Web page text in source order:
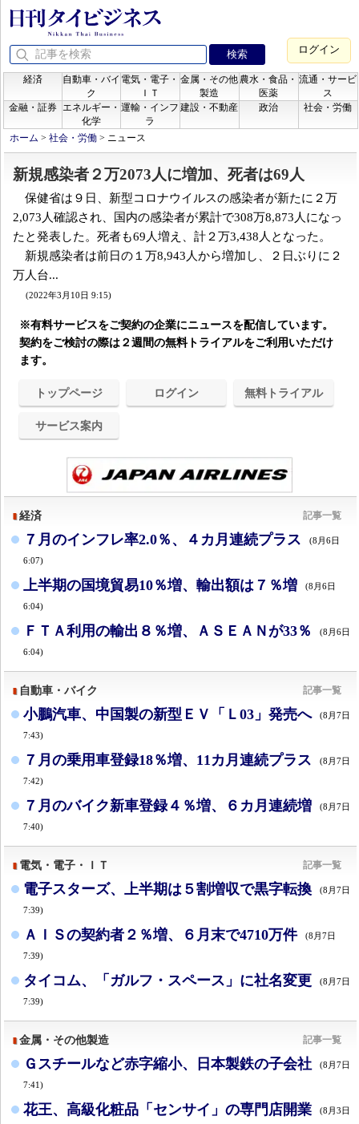
ログイン
経済
自動車・バイ
ク
電気・電子・
ＩＴ
金属・その他
製造
農水・食品・
医薬
流通・サービ
ス
金融・証券
エネルギー・
化学
運輸・インフ
ラ
建設・不動産 政治 社会・労働
ホーム > 社会・労働 > ニュース
新規感染者２万2073人に増加、死者は69人
保健省は９日、新型コロナウイルスの感染者が新たに２万
2,073人確認され、国内の感染者が累計で308万8,873人になっ
たと発表した。死者も69人増え、計２万3,438人となった。
新規感染者は前日の１万8,943人から増加し、２日ぶりに２
万人台...
(2022年3月10日 9:15)
※有料サービスをご契約の企業にニュースを配信しています。
契約をご検討の際は２週間の無料トライアルをご利用いただけ
ます。
トップページ ログイン 無料トライアル
サービス案内
経済 記事一覧
７月のインフレ率2.0％、４カ月連続プラス (8月6日
6:07)
上半期の国境貿易10％増、輸出額は７％増 (8月6日
6:04)
ＦＴＡ利用の輸出８％増、ＡＳＥＡＮが33％ (8月6日
6:04)
自動車・バイク 記事一覧
小鵬汽車、中国製の新型ＥＶ「Ｌ03」発売へ (8月7日
7:43)
７月の乗用車登録18％増、11カ月連続プラス (8月7日
7:42)
７月のバイク新車登録４％増、６カ月連続増 (8月7日
7:40)
電気・電子・ＩＴ 記事一覧
電子スターズ、上半期は５割増収で黒字転換 (8月7日
7:39)
ＡＩＳの契約者２％増、６月末で4710万件 (8月7日
7:39)
タイコム、「ガルフ・スペース」に社名変更 (8月7日
7:39)
金属・その他製造 記事一覧
Ｇスチールなど赤字縮小、日本製鉄の子会社 (8月7日
7:41)
花王、高級化粧品「センサイ」の専門店開業 (8月3日